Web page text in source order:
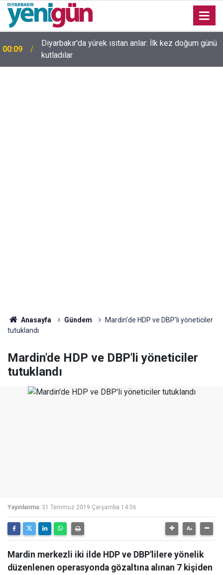
23:36 Diyarbakır'da düğün salonunda kavga: Yaralılar var
Anasayfa Gündem
Mardin'de HDP ve DBP'li yöneticiler
tutuklandı
Mardin'de HDP ve DBP'li yöneticiler
tutuklandı
Yayınlanma: 31 Temmuz 2019 Çarşamba 14:06
Mardin merkezli iki ilde HDP ve DBP'lilere yönelik
düzenlenen operasyonda gözaltına alınan 7 kişiden